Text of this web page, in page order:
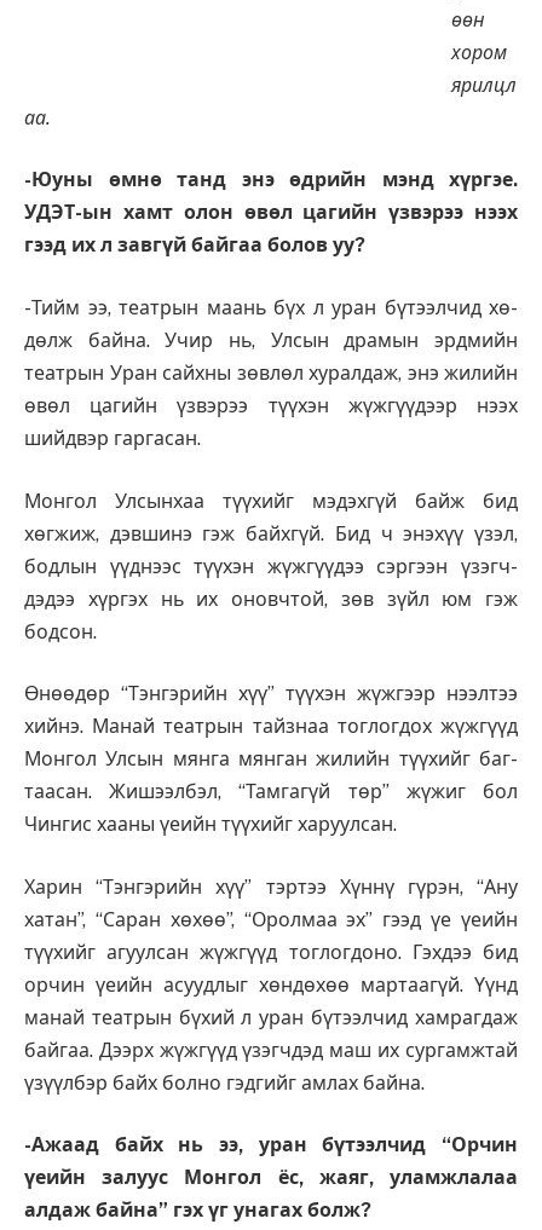
өөн
хором
ярилцл
аа.
-Юуны өмнө танд энэ өдрийн мэнд хүргэе.
УДЭТ-ын хамт олон өвөл цагийн үзвэрээ нээх
гээд их л завгүй байгаа болов уу?
-Тийм ээ, театрын маань бүх л уран бүтээлчид хө­
дөлж байна. Учир нь, Улсын драмын эрдмийн
театрын Уран сайхны зөвлөл ху­ралдаж, энэ жилийн
өвөл цагийн үзвэрээ түүхэн жүж­гүүдээр нээх
шийдвэр гар­гасан.
Монгол Улсынхаа түү­хийг мэдэхгүй байж бид
хөгжиж, дэвшинэ гэж байхгүй. Бид ч энэхүү үзэл,
бодлын үүднээс түү­хэн жүж­гүүдээ сэргээн үзэгч­
дэдээ хүргэх нь их оновчтой, зөв зүйл юм гэж
бодсон.
Өнөөдөр “Тэнгэрийн хүү” түүхэн жүжгээр нээлтээ
хийнэ. Манай театрын тайзнаа тоглогдох жүжгүүд
Монгол Улсын мянга мянган жи­лийн түүхийг баг­
таасан. Жишээлбэл, “Там­гагүй төр” жүжиг бол
Чингис хааны үеийн түү­хийг харуулсан.
Харин “Тэнгэрийн хүү” тэртээ Хүннү гүрэн, “Ану
хатан”, “Саран хөхөө”, “Оролмаа эх” гээд үе үеийн
түүхийг агуулсан жүжгүүд тоглогдоно. Гэхдээ бид
орчин үеийн асуудлыг хөн­дөхөө мартаагүй. Үүнд
ма­най театрын бүхий л уран бүтээлчид хамрагдаж
байгаа. Дээрх жүжгүүд үзэгчдэд маш их сургамжтай
үзүүл­бэр байх болно гэдгийг амлах байна.
-Ажаад байх нь ээ, уран бүтээлчид “Орчин
үеийн залуус Монгол ёс, жаяг, уламжлалаа
алдаж байна” гэх үг унагах болж?